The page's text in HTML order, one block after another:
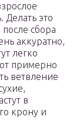
Делать это
сбора
аккуратно,
легко
примерно
ветвление
в
крону и